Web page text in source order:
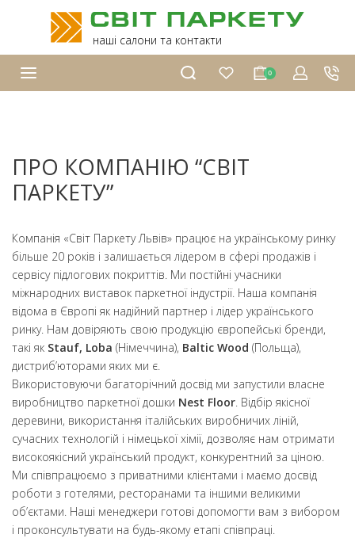
наші салони та контакти
0
ПРО КОМПАНІЮ “СВІТ
ПАРКЕТУ”
Компанія «Світ Паркету Львів» працює на українському ринку
більше 20 років і залишається лідером в сфері продажів і
сервісу підлогових покриттів. Ми постійні учасники
міжнародних виставок паркетної індустрії. Наша компанія
відома в Європі як надійний партнер і лідер українського
ринку. Нам довіряють свою продукцію європейські бренди,
такі як Stauf, Loba (Німеччина), Baltic Wood (Польща),
дистриб’юторами яких ми є.
Використовуючи багаторічний досвід ми запустили власне
виробництво паркетної дошки Nest Floor. Відбір якісної
деревини, використання італійських виробничих ліній,
сучасних технологій і німецької хімії, дозволяє нам отримати
високоякісний український продукт, конкурентний за ціною.
Ми співпрацюємо з приватними клієнтами і маємо досвід
роботи з готелями, ресторанами та іншими великими
об’єктами. Наші менеджери готові допомогти вам з вибором
і проконсультувати на будь-якому етапі співпраці.